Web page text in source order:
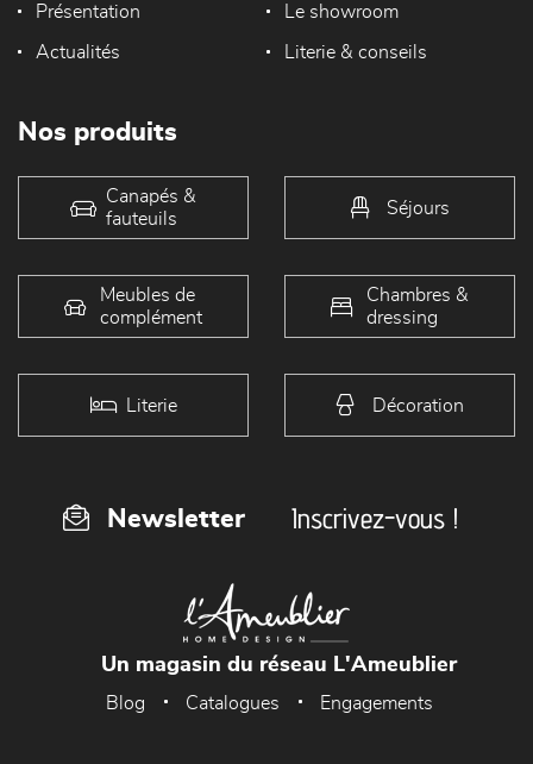
Présentation Le showroom
Actualités Literie & conseils
Nos produits
Canapés &
fauteuils
Séjours
Meubles de
complément
Chambres &
dressing
Literie Décoration
Newsletter Inscrivez-vous !
Un magasin du réseau L'Ameublier
Blog Catalogues Engagements